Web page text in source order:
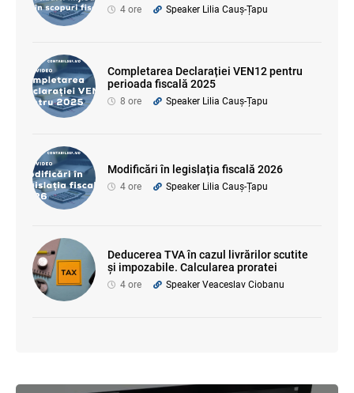
4 ore Speaker Lilia Cauș-Țapu
Completarea Declarației VEN12 pentru
perioada fiscală 2025
8 ore Speaker Lilia Cauș-Țapu
Modificări în legislația fiscală 2026
4 ore Speaker Lilia Cauș-Țapu
Deducerea TVA în cazul livrărilor scutite
și impozabile. Calcularea proratei
4 ore Speaker Veaceslav Ciobanu